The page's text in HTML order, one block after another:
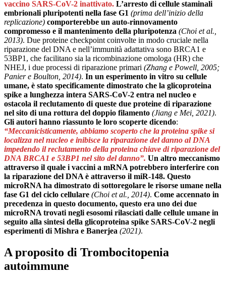
vaccino SARS-CoV-2 inattivato. L’arresto di cellule staminali
embrionali pluripotenti nella fase G1 (prima dell’inizio della
replicazione) comporterebbe un auto-rinnovamento
compromesso e il mantenimento della pluripotenza (Choi et al.,
2013). Due proteine ​​checkpoint coinvolte in modo cruciale nella
riparazione del DNA e nell’immunità adattativa sono BRCA1 e
53BP1, che facilitano sia la ricombinazione omologa (HR) che
NHEJ, i due processi di riparazione primari (Zhang e Powell, 2005;
Panier e Boulton, 2014). In un esperimento in vitro su cellule
umane, è stato specificamente dimostrato che la glicoproteina
spike a lunghezza intera SARS-CoV-2 entra nel nucleo e
ostacola il reclutamento di queste due proteine ​​​​di riparazione
nel sito di una rottura del doppio filamento (Jiang e Mei, 2021).
Gli autori hanno riassunto le loro scoperte dicendo:
“Meccanicisticamente, abbiamo scoperto che la proteina spike si
localizza nel nucleo e inibisce la riparazione del danno al DNA
impedendo il reclutamento della proteina chiave di riparazione del
DNA BRCA1 e 53BP1 nel sito del danno”. Un altro meccanismo
attraverso il quale i vaccini a mRNA potrebbero interferire con
la riparazione del DNA è attraverso il miR-148. Questo
microRNA ha dimostrato di sottoregolare le risorse umane nella
fase G1 del ciclo cellulare (Choi et al., 2014). Come accennato in
precedenza in questo documento, questo era uno dei due
microRNA trovati negli esosomi rilasciati dalle cellule umane in
seguito alla sintesi della glicoproteina spike SARS-CoV-2 negli
esperimenti di Mishra e Banerjea (2021).
A proposito di Trombocitopenia
autoimmune